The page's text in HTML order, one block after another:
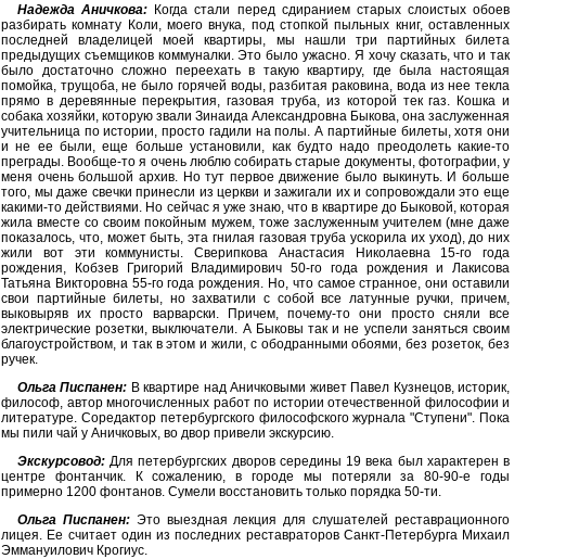
Надежда Аничкова: Когда стали перед сдиранием старых слоистых обоев
разбирать комнату Коли, моего внука, под стопкой пыльных книг, оставленных
последней владелицей моей квартиры, мы нашли три партийных билета
предыдущих съемщиков коммуналки. Это было ужасно. Я хочу сказать, что и так
было достаточно сложно переехать в такую квартиру, где была настоящая
помойка, трущоба, не было горячей воды, разбитая раковина, вода из нее текла
прямо в деревянные перекрытия, газовая труба, из которой тек газ. Кошка и
собака хозяйки, которую звали Зинаида Александровна Быкова, она заслуженная
учительница по истории, просто гадили на полы. А партийные билеты, хотя они
и не ее были, еще больше установили, как будто надо преодолеть какие-то
преграды. Вообще-то я очень люблю собирать старые документы, фотографии, у
меня очень большой архив. Но тут первое движение было выкинуть. И больше
того, мы даже свечки принесли из церкви и зажигали их и сопровождали это еще
какими-то действиями. Но сейчас я уже знаю, что в квартире до Быковой, которая
жила вместе со своим покойным мужем, тоже заслуженным учителем (мне даже
показалось, что, может быть, эта гнилая газовая труба ускорила их уход), до них
жили вот эти коммунисты. Сверипкова Анастасия Николаевна 15-го года
рождения, Кобзев Григорий Владимирович 50-го года рождения и Лакисова
Татьяна Викторовна 55-го года рождения. Но, что самое странное, они оставили
свои партийные билеты, но захватили с собой все латунные ручки, причем,
выковыряв их просто варварски. Причем, почему-то они просто сняли все
электрические розетки, выключатели. А Быковы так и не успели заняться своим
благоустройством, и так в этом и жили, с ободранными обоями, без розеток, без
ручек.
Ольга Писпанен: В квартире над Аничковыми живет Павел Кузнецов, историк,
философ, автор многочисленных работ по истории отечественной философии и
литературе. Соредактор петербургского философского журнала "Ступени". Пока
мы пили чай у Аничковых, во двор привели экскурсию.
Экскурсовод: Для петербургских дворов середины 19 века был характерен в
центре фонтанчик. К сожалению, в городе мы потеряли за 80-90-е годы
примерно 1200 фонтанов. Сумели восстановить только порядка 50-ти.
Ольга Писпанен:Это выездная лекция для слушателей реставрационного
лицея. Ее считает один из последних реставраторов Санкт-Петербурга Михаил
Эммануилович Крогиус.